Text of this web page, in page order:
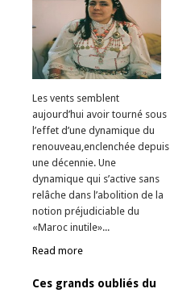
Les vents semblent
aujourd’hui avoir tourné sous
l’effet d’une dynamique du
renouveau,enclenchée depuis
une décennie. Une
dynamique qui s’active sans
relâche dans l’abolition de la
notion préjudiciable du
«Maroc inutile»...
Read more
Ces grands oubliés du